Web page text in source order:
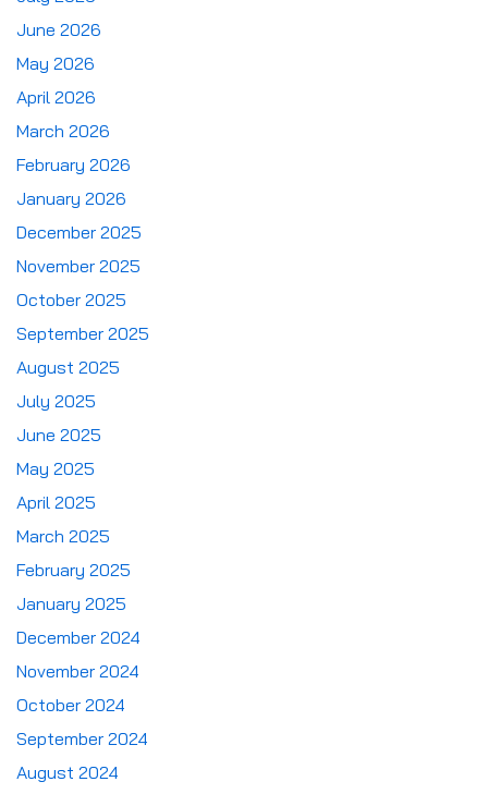
June 2026
May 2026
April 2026
March 2026
February 2026
January 2026
December 2025
November 2025
October 2025
September 2025
August 2025
July 2025
June 2025
May 2025
April 2025
March 2025
February 2025
January 2025
December 2024
November 2024
October 2024
September 2024
August 2024